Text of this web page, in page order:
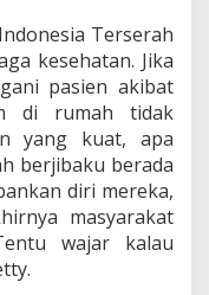
Terserah
kesehatan. Jika
pasien akibat
di rumah tidak
yang kuat, apa
berjibaku berada
diri mereka,
masyarakat
wajar kalau